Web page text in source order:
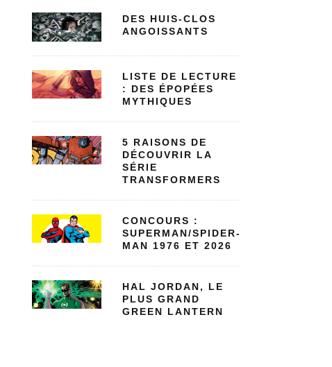
DES HUIS-CLOS
ANGOISSANTS
LISTE DE LECTURE
: DES ÉPOPÉES
MYTHIQUES
5 RAISONS DE
DÉCOUVRIR LA
SÉRIE
TRANSFORMERS
CONCOURS :
SUPERMAN/SPIDER-
MAN 1976 ET 2026
HAL JORDAN, LE
PLUS GRAND
GREEN LANTERN